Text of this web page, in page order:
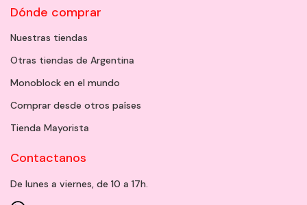
Dónde comprar
Nuestras tiendas
Otras tiendas de Argentina
Monoblock en el mundo
Comprar desde otros países
Tienda Mayorista
Contactanos
De lunes a viernes, de 10 a 17h.